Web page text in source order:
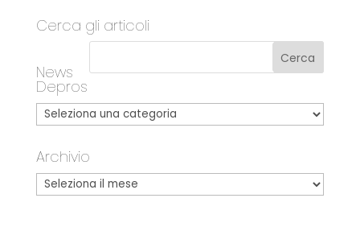
Cerca gli articoli
News
Depros
Archivio